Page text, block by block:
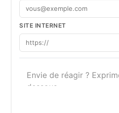
SITE INTERNET